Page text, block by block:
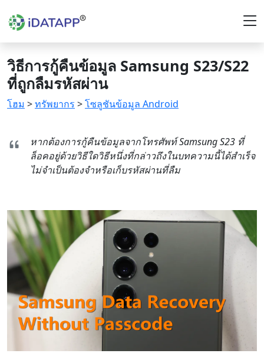
วิธีการกู้คืนข้อมูล Samsung S23/S22
ที่ถูกลืมรหัสผ่าน
โฮม >ทรัพยากร >โซลูชันข้อมูล Android
หากต้องการกู้คืนข้อมูลจากโทรศัพท์ Samsung S23 ที่
ล็อคอยู่ด้วยวิธีใดวิธีหนึ่งที่กล่าวถึงในบทความนี้ได้สำเร็จ
ไม่จำเป็นต้องจำหรือเก็บรหัสผ่านที่ลืม